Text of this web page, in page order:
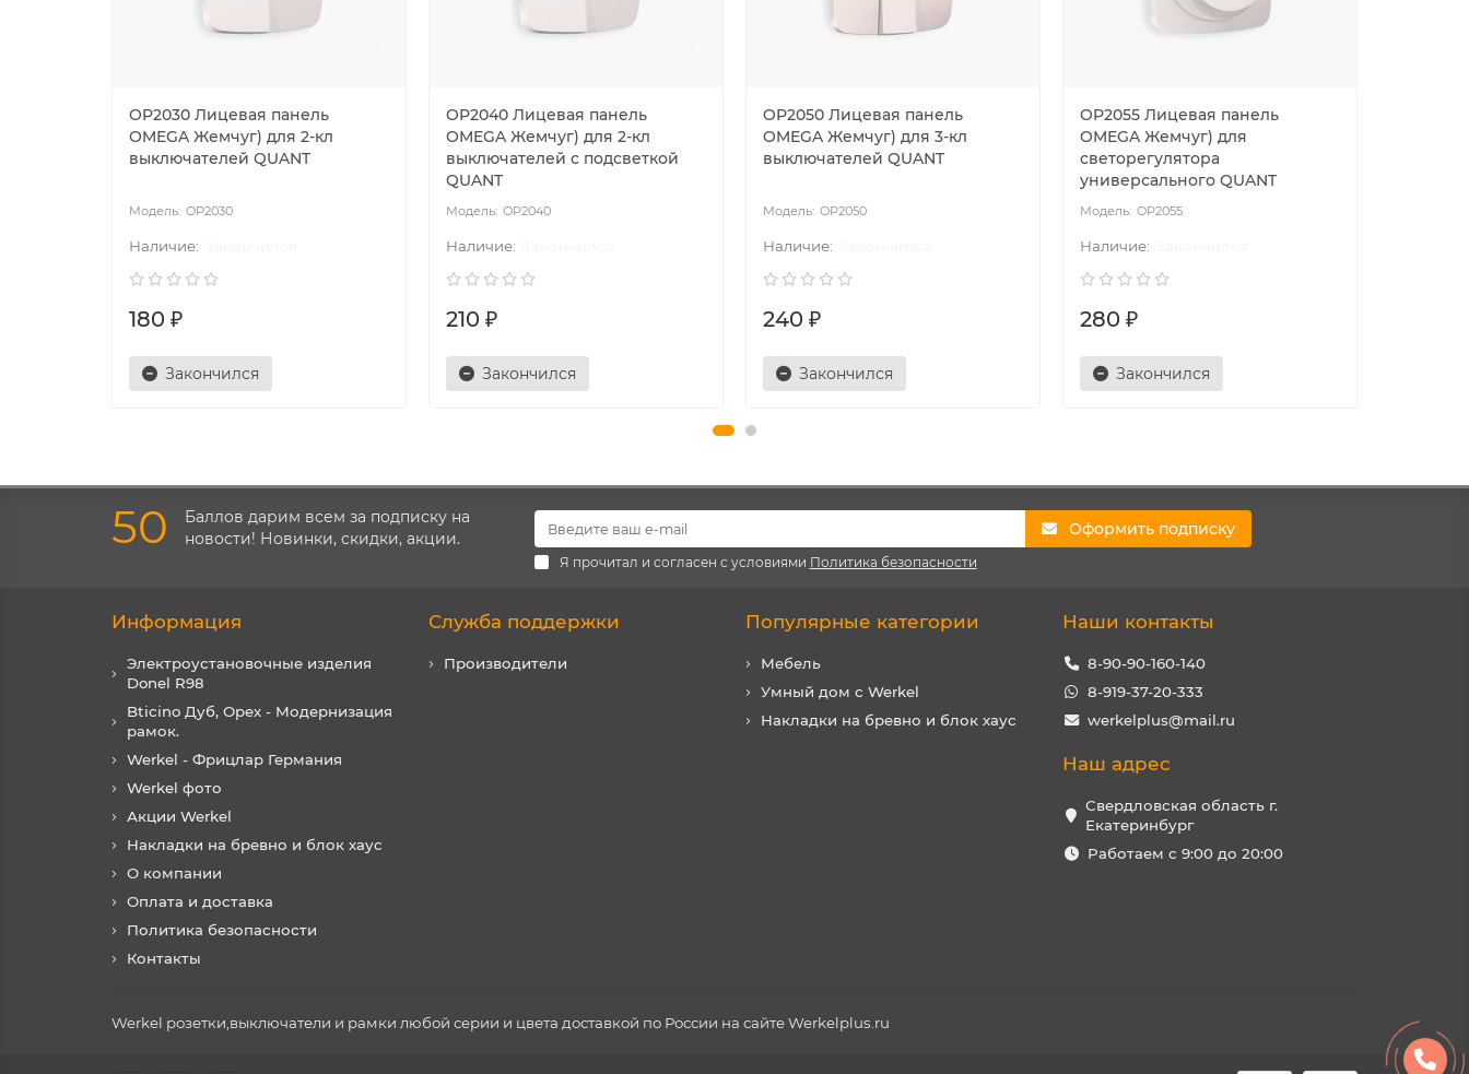
OP2030 Лицевая панель
OMEGA Жемчуг) для 2-кл
выключателей QUANT
OP2030
180 ₽
Закончился
OP2040 Лицевая панель
OMEGA Жемчуг) для 2-кл
выключателей с подсветкой
QUANT
OP2040
210 ₽
Закончился
OP2050 Лицевая панель
OMEGA Жемчуг) для 3-кл
выключателей QUANT
OP2050
240 ₽
Закончился
OP2055 Лицевая панель
OMEGA Жемчуг) для
светорегулятора
универсального QUANT
OP2055
280 ₽
Закончился
50
Баллов дарим всем за подписку на
новости! Новинки, скидки, акции.
Оформить подписку
Я прочитал и согласен с условиями Политика безопасности
Информация
Электроустановочные изделия
Donel R98
Bticino Дуб, Орех - Модернизация
рамок.
Werkel - Фрицлар Германия
Werkel фото
Акции Werkel
Накладки на бревно и блок хаус
О компании
Оплата и доставка
Политика безопасности
Контакты
Служба поддержки
Производители
Популярные категории
Мебель
Умный дом с Werkel
Накладки на бревно и блок хаус
Наши контакты
8-90-90-160-140
8-919-37-20-333
werkelplus@mail.ru
Наш адрес
Свердловская область г.
Екатеринбург
Работаем с 9:00 до 20:00
Werkel розетки,выключатели и рамки любой серии и цвета доставкой по России на сайте Werkelplus.ru